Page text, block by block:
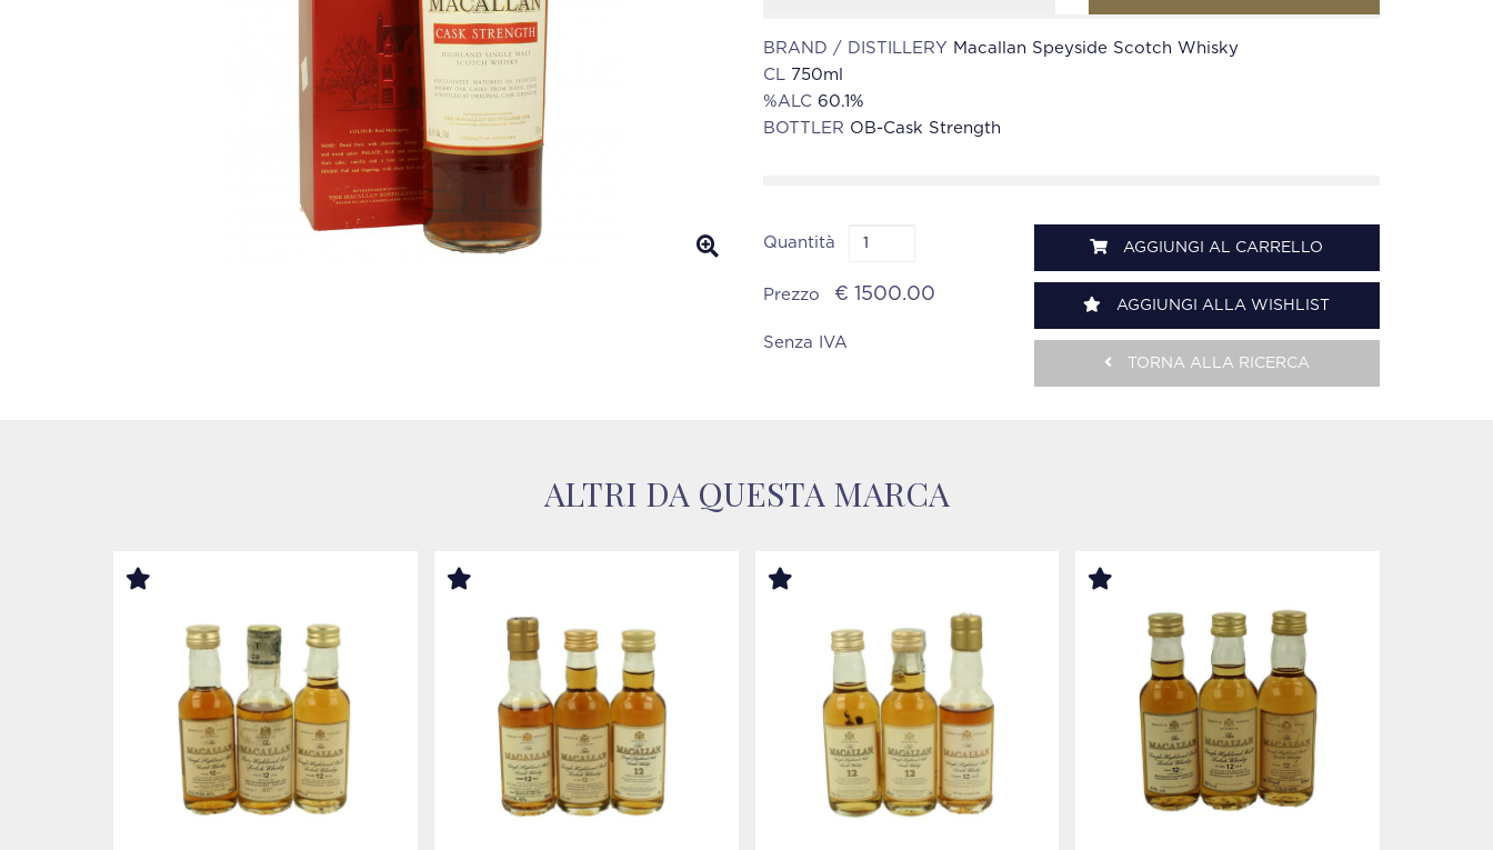
BRAND / DISTILLERY Macallan Speyside Scotch Whisky
CL 750ml
%ALC 60.1%
BOTTLER OB-Cask Strength
Quantità
Prezzo € 1500.00
Senza IVA
AGGIUNGI AL CARRELLO
AGGIUNGI ALLA WISHLIST
TORNA ALLA RICERCA
ALTRI DA QUESTA MARCA